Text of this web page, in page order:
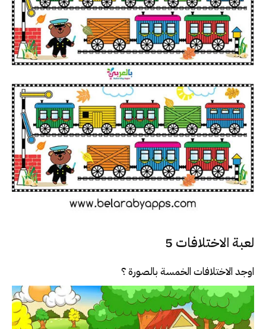
لعبة الاختلافات 5
اوجد الاختلافات الخمسة بالصورة ؟